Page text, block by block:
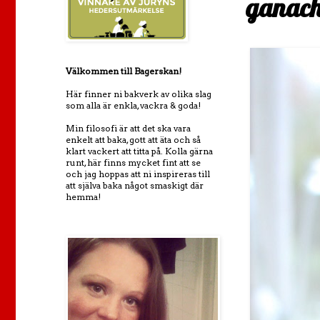
Välkommen till Bagerskan!
Här finner ni bakverk av olika slag
som alla är enkla, vackra & goda!
Min filosofi är att det ska vara
enkelt att baka, gott att äta och så
klart vackert att titta på. Kolla gärna
runt, här finns mycket fint att se
och jag hoppas att ni inspireras till
att själva baka något smaskigt där
hemma!